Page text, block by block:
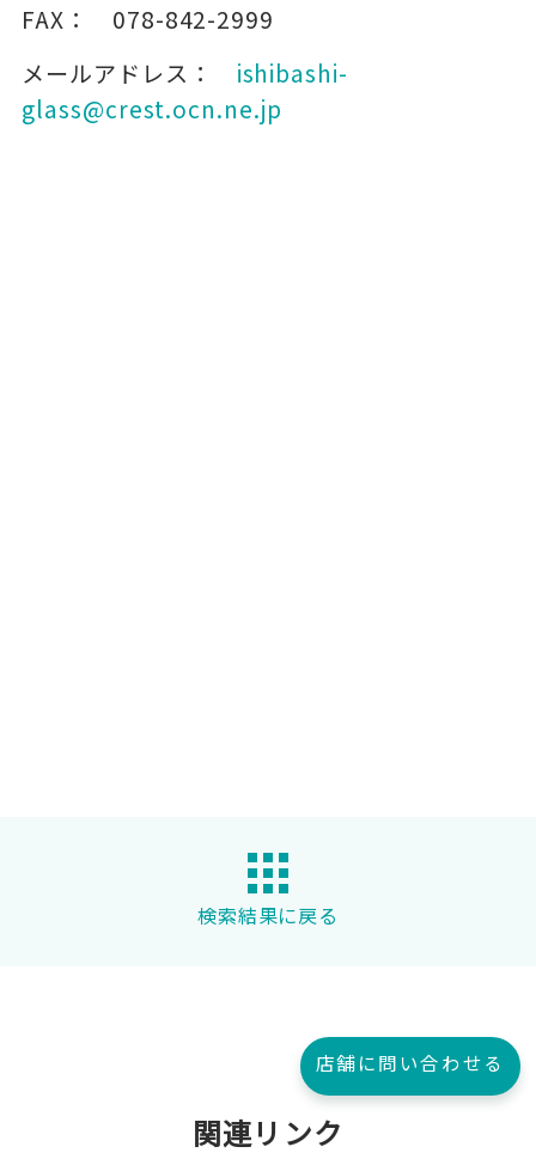
FAX：
078-842-2999
メールアドレス：
ishibashi-
glass@crest.ocn.ne.jp
検索結果に戻る
関連リンク
店舗に問い合わせる